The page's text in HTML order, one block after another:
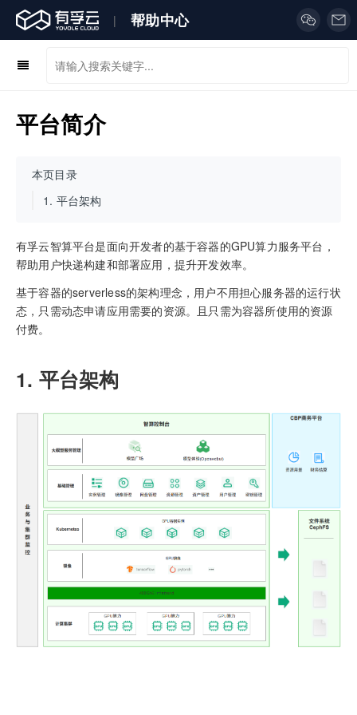
| 帮助中心
平台简介
有孚云智算平台是面向开发者的基于容器的GPU算力服务平台，
帮助用户快递构建和部署应用，提升开发效率。
基于容器的serverless的架构理念，用户不用担心服务器的运行状
态，只需动态申请应用需要的资源。且只需为容器所使用的资源
付费。
1. 平台架构
本页目录
1. 平台架构